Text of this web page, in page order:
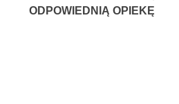
ODPOWIEDNIĄ OPIEKĘ